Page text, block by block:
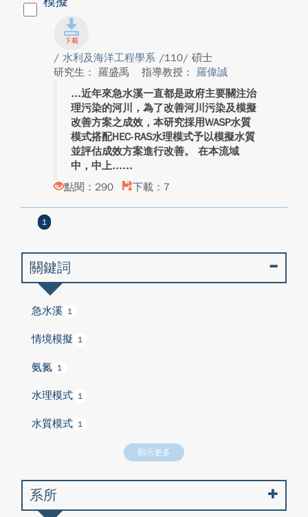
/ 水利及海洋工程學系 /110/ 碩士
研究生： 羅盛禹
指導教授： 羅偉誠
近年來急水溪一直都是政府主要關注治
理污染的河川，為了改善河川污染及模擬
改善方案之成效，本研究採用WASP水質
模式搭配HEC-RAS水理模式予以模擬水質
並評估成效方案進行改善。 在本流域
中，中上...
點閱：290
下載：7
1
關鍵詞
急水溪 1
情境模擬 1
氨氮 1
水理模式 1
水質模式 1
顯示更多
系所